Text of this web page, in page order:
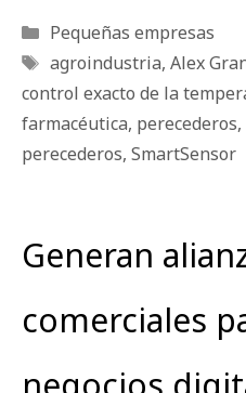
Categorías
Pequeñas empresas
Etiquetas
agroindustria, Alex
control exacto de la
farmacéutica, perecederos,
perecederos, SmartSensor
Generan
comerciales